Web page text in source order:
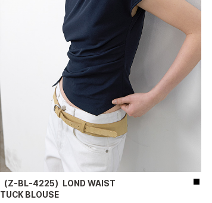
（Z-BL-4225）LOND WAIST
TUCK BLOUSE